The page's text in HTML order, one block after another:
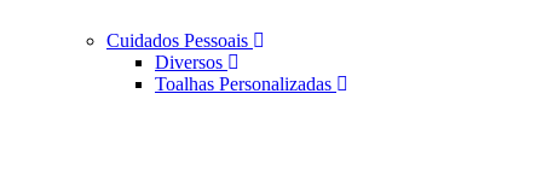
Cuidados Pessoais
Diversos
Toalhas Personalizadas